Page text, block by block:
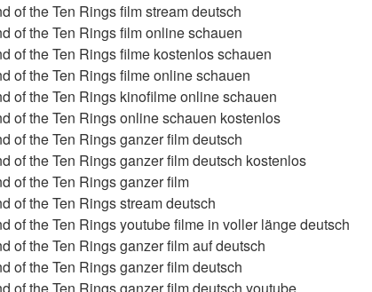
of the Ten Rings film stream deutsch
of the Ten Rings film online schauen
of the Ten Rings filme kostenlos schauen
of the Ten Rings filme online schauen
of the Ten Rings kinofilme online schauen
of the Ten Rings online schauen kostenlos
of the Ten Rings ganzer film deutsch
of the Ten Rings ganzer film deutsch kostenlos
of the Ten Rings ganzer film
of the Ten Rings stream deutsch
of the Ten Rings youtube filme in voller länge deutsch
of the Ten Rings ganzer film auf deutsch
of the Ten Rings ganzer film deutsch